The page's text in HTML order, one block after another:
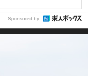
Sponsored by